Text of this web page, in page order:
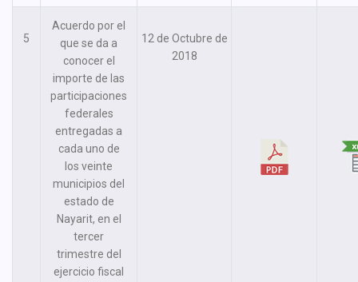
5
Acuerdo por el
que se da a
conocer el
importe de las
participaciones
federales
entregadas a
cada uno de
los veinte
municipios del
estado de
Nayarit, en el
tercer
trimestre del
ejercicio fiscal
12 de Octubre de
2018